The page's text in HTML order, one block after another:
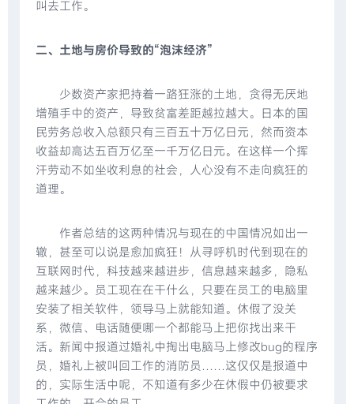
叫去工作。
二、土地与房价导致的“泡沫经济”
少数资产家把持着一路狂涨的土地，贪得无厌地
增殖手中的资产，导致贫富差距越拉越大。日本的国
民劳务总收入总额只有三百五十万亿日元，然而资本
收益却高达五百万亿至一千万亿日元。在这样一个挥
汗劳动不如坐收利息的社会，人心没有不走向疯狂的
道理。
作者总结的这两种情况与现在的中国情况如出一
辙，甚至可以说是愈加疯狂！从寻呼机时代到现在的
互联网时代，科技越来越进步，信息越来越多，隐私
越来越少。员工现在在干什么，只要在员工的电脑里
安装了相关软件，领导马上就能知道。休假了没关
系，微信、电话随便哪一个都能马上把你找出来干
活。新闻中报道过婚礼中掏出电脑马上修改bug的程序
员，婚礼上被叫回工作的消防员……这仅仅是报道中
的，实际生活中呢，不知道有多少在休假中仍被要求